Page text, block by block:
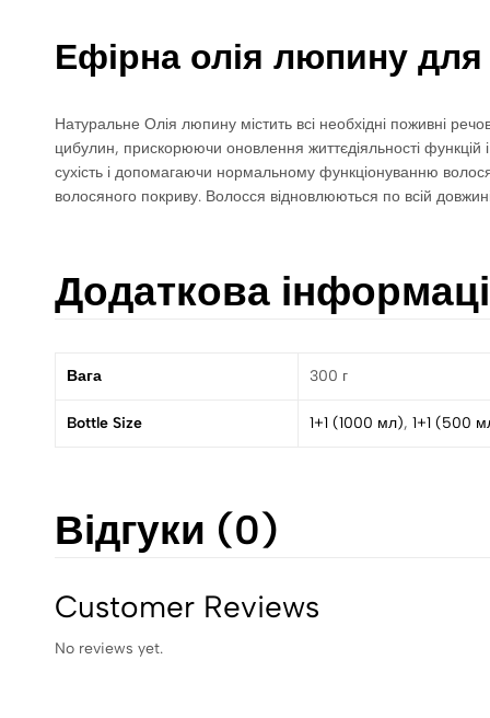
Ефірна олія люпину
Натуральне Олія люпину містить всі необхідні поживні
цибулин, прискорюючи оновлення життєдіяльності функцій
сухість і допомагаючи нормальному функціонуванню
волосяного покриву. Волосся відновлюються по всій
Додаткова
Вага 300 г
Bottle Size 1+1 (1000 мл), 1+1 (500
Відгуки (0)
Customer Reviews
No reviews yet.